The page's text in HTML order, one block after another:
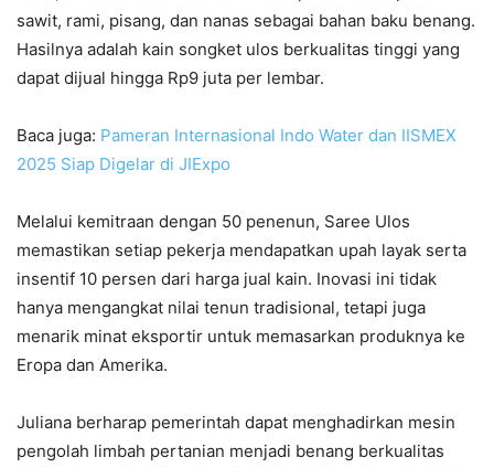
sawit, rami, pisang, dan nanas sebagai bahan baku benang.
Hasilnya adalah kain songket ulos berkualitas tinggi yang
dapat dijual hingga Rp9 juta per lembar.
Baca juga: Pameran Internasional Indo Water dan IISMEX
2025 Siap Digelar di JIExpo
Melalui kemitraan dengan 50 penenun, Saree Ulos
memastikan setiap pekerja mendapatkan upah layak serta
insentif 10 persen dari harga jual kain. Inovasi ini tidak
hanya mengangkat nilai tenun tradisional, tetapi juga
menarik minat eksportir untuk memasarkan produknya ke
Eropa dan Amerika.
Juliana berharap pemerintah dapat menghadirkan mesin
pengolah limbah pertanian menjadi benang berkualitas